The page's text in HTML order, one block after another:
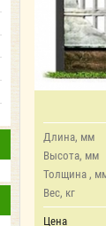
Длина, мм
Высота, мм
Толщина ,
Вес, кг
Цена